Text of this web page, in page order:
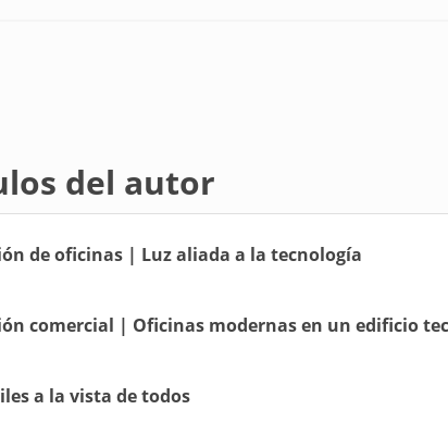
del autor
de oficinas | Luz aliada a la tecnología
comercial | Oficinas modernas en un edificio
a la vista de todos